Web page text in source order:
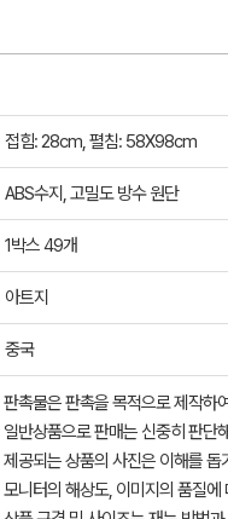
접힘: 28cm, 펼침: 58X98cm
ABS수지, 고밀도 방수 원단
1박스 49개
아트지
중국
판촉물은 판촉을 목적으로 제작하
일반상품으로 판매는 신중히 판단
제공되는 상품의 사진은 이해를
모니터의 해상도, 이미지의 품질